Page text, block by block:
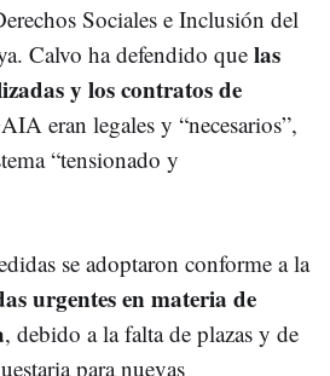
Sociales e Inclusión del
Calvo ha defendido que las
y los contratos de
eran legales y “necesarios”,
“tensionado y
se adoptaron conforme a la
urgentes en materia de
, debido a la falta de plazas y de
para nuevas